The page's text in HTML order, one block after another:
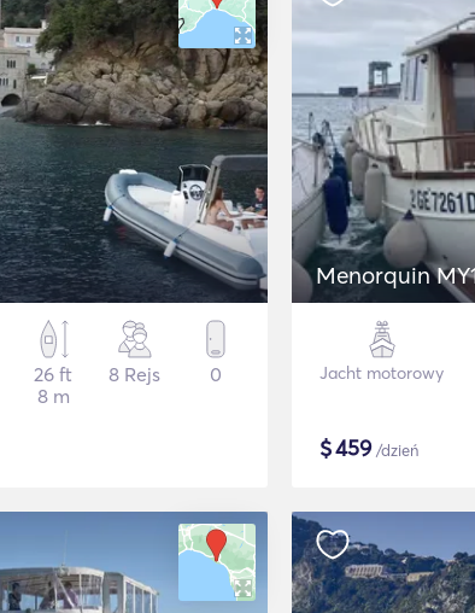
26 ft
8 m
8 Rejs 0
Menorquin
Jacht motorowy
$459/dzień